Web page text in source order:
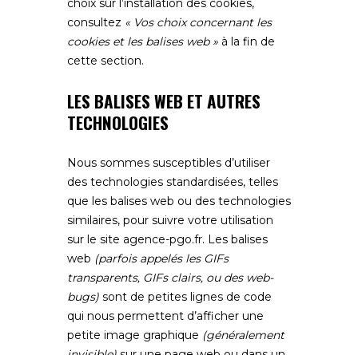
choix sur l’installation des cookies,
consultez « Vos choix concernant les
cookies et les balises web » à la fin de
cette section.
LES BALISES WEB ET AUTRES
TECHNOLOGIES
Nous sommes susceptibles d’utiliser
des technologies standardisées, telles
que les balises web ou des technologies
similaires, pour suivre votre utilisation
sur le site agence-pgo.fr. Les balises
web (parfois appelés les GIFs
transparents, GIFs clairs, ou des web-
bugs) sont de petites lignes de code
qui nous permettent d’afficher une
petite image graphique (généralement